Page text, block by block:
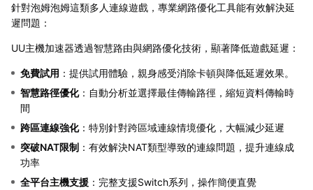
針對泡姆泡姆這類多人連線遊戲，專業網路優化工具能有效解決延
遲問題：
UU主機加速器透過智慧路由與網路優化技術，顯著降低遊戲延遲：
免費試用 ：提供試用體驗，親身感受消除卡頓與降低延遲效果。
智慧路徑優化：自動分析並選擇最佳傳輸路徑，縮短資料傳輸時
間
跨區連線強化：特別針對跨區域連線情境優化，大幅減少延遲
突破NAT限制 ：有效解決NAT類型導致的連線問題，提升連線成
功率
全平台主機支援 ：完整支援Switch系列，操作簡便直覺